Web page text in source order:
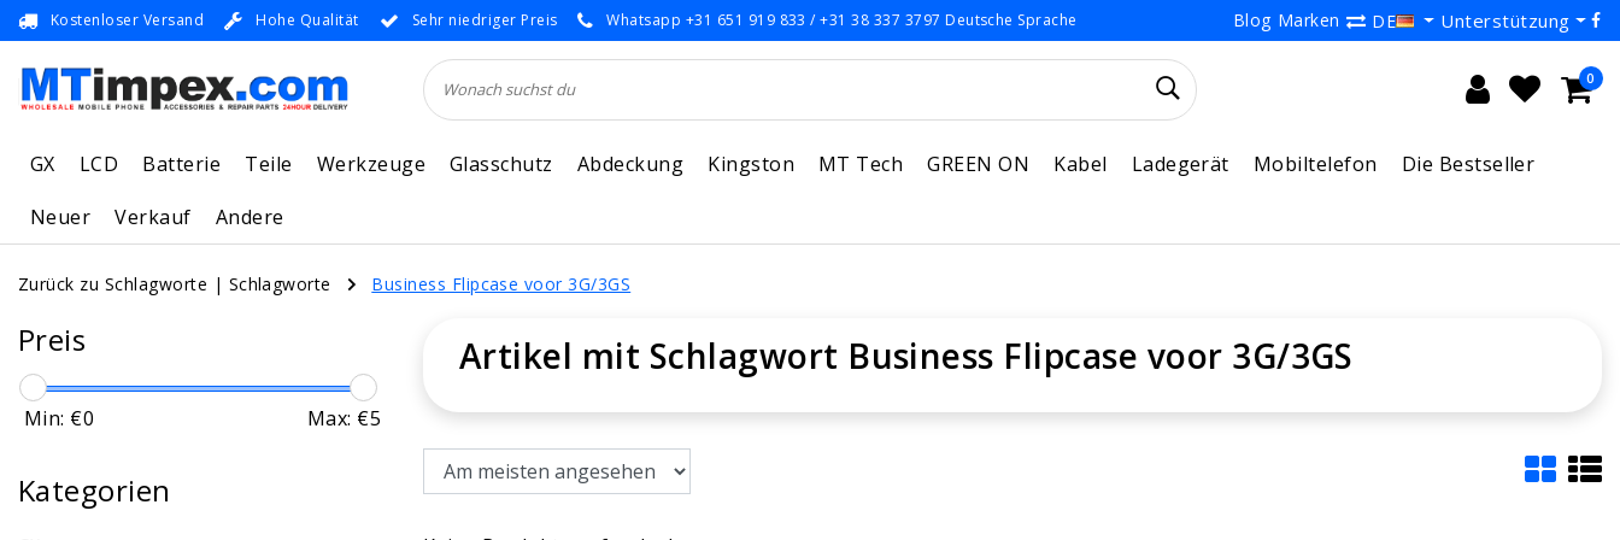
Kostenloser Versand Hohe Qualität Sehr niedriger Preis Whatsapp +31 651 919 833 / +31 38 337 3797 Deutsche Sprache Blog Marken DE Unterstützung
0
GX LCD Batterie Teile Werkzeuge Glasschutz Abdeckung Kingston MT Tech GREEN ON Kabel Ladegerät Mobiltelefon
Die Bestseller
Neuer
Verkauf Andere
Zurück zu Schlagworte | Schlagworte Business Flipcase voor 3G/3GS
Preis
Min: €0 Max: €5
Kategorien
Artikel mit Schlagwort Business Flipcase voor 3G/3GS